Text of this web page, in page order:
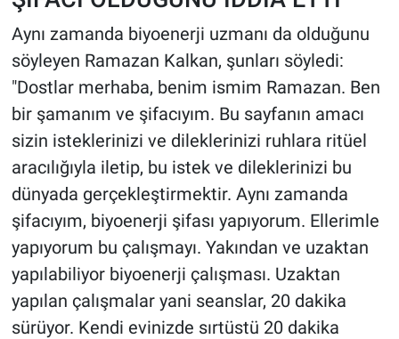
Aynı zamanda biyoenerji uzmanı da olduğunu
söyleyen Ramazan Kalkan, şunları söyledi:
"Dostlar merhaba, benim ismim Ramazan. Ben
bir şamanım ve şifacıyım. Bu sayfanın amacı
sizin isteklerinizi ve dileklerinizi ruhlara ritüel
aracılığıyla iletip, bu istek ve dileklerinizi bu
dünyada gerçekleştirmektir. Aynı zamanda
şifacıyım, biyoenerji şifası yapıyorum. Ellerimle
yapıyorum bu çalışmayı. Yakından ve uzaktan
yapılabiliyor biyoenerji çalışması. Uzaktan
yapılan çalışmalar yani seanslar, 20 dakika
sürüyor. Kendi evinizde sırtüstü 20 dakika
Ne demişti
Nedir
Popüler
Programlar
Sağlık
Spor
Teknoloji